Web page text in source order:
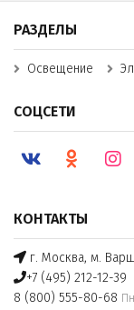
КОНТАКТЫ
г. Москва, м.
+7 (495) 212-12-39
8 (800) 555-80-68
РАЗДЕЛЫ
Освещение
СОЦСЕТИ